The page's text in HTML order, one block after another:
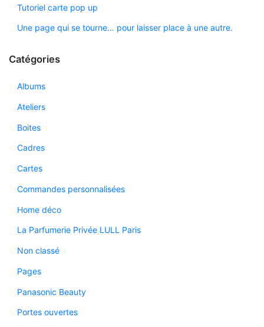
Tutoriel carte pop up
Une page qui se tourne… pour laisser place à une autre.
Catégories
Albums
Ateliers
Boites
Cadres
Cartes
Commandes personnalisées
Home déco
La Parfumerie Privée LULL Paris
Non classé
Pages
Panasonic Beauty
Portes ouvertes